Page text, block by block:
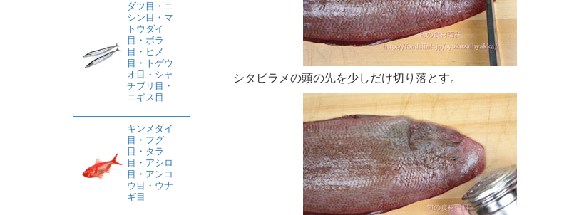
シタビラメの頭の先を少しだけ切り落とす。
ダツ目・ニ
シン目・マ
トウダイ
目・ボラ
目・ヒメ
目・トゲウ
オ目・シャ
チブリ目・
ニギス目
キンメダイ
目・フグ
目・タラ
目・アシロ
目・アンコ
ウ目・ウナ
ギ目